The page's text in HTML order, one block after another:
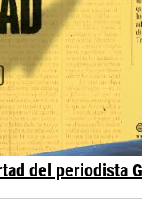
del periodista